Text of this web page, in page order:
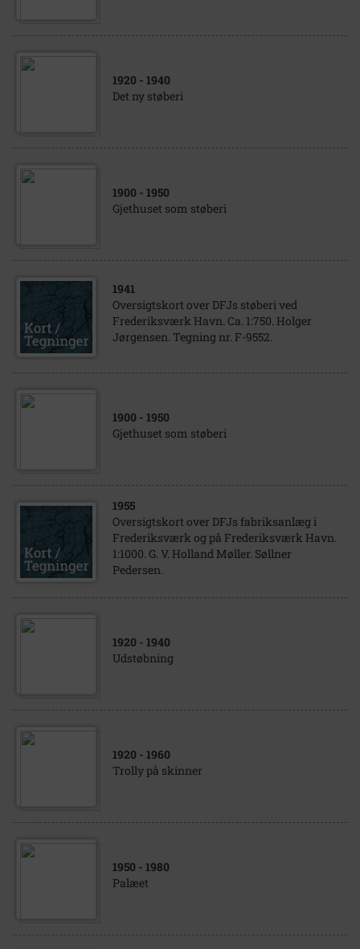
1920 - 1940
Det ny støberi
1900 - 1950
Gjethuset som støberi
1941
Oversigtskort over DFJs støberi ved
Frederiksværk Havn. Ca. 1:750. Holger
Jørgensen. Tegning nr. F-9552.
1900 - 1950
Gjethuset som støberi
1955
Oversigtskort over DFJs fabriksanlæg i
Frederiksværk og på Frederiksværk Havn.
1:1000. G. V. Holland Møller. Søllner
Pedersen.
1920 - 1940
Udstøbning
1920 - 1960
Trolly på skinner
1950 - 1980
Palæet